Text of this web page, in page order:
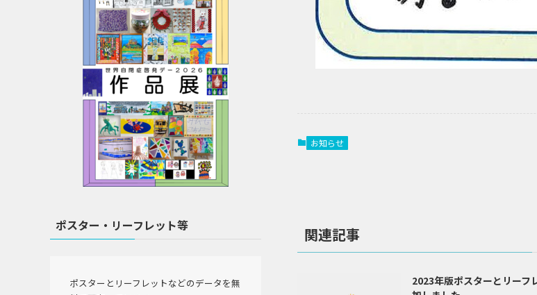
お知らせ
関連記事
2023年版ポスターとリーフ
ポスター・リーフレット等
ポスターとリーフレットなどのデータを無